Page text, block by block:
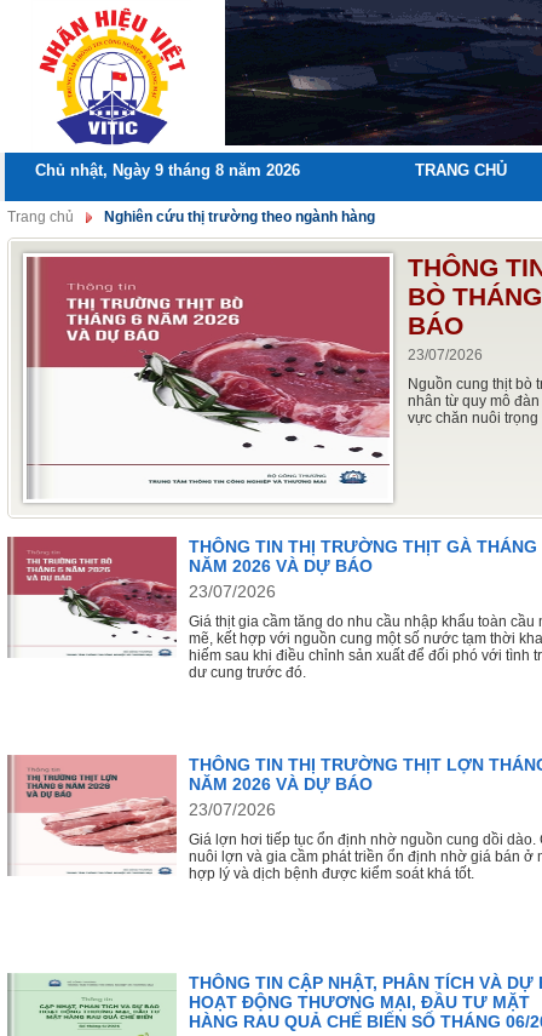
Chủ nhật, Ngày 9 tháng 8 năm 2026 TRANG CHỦ
Trang chủ Nghiên cứu thị trường theo ngành hàng
THÔNG
BÒ
BÁO
23/07/2026
Nguồn cung thịt bò
nhân từ quy mô
vực chăn nuôi
THÔNG TIN THỊ TRƯỜNG THỊT GÀ THÁNG
NĂM 2026 VÀ DỰ BÁO
23/07/2026
Giá thịt gia cầm tăng do nhu cầu nhập khẩu toàn cầu
mẽ, kết hợp với nguồn cung một số nước tạm thời
hiếm sau khi điều chỉnh sản xuất để đối phó với tình
dư cung trước đó.
THÔNG TIN THỊ TRƯỜNG THỊT LỢN
NĂM 2026 VÀ DỰ BÁO
23/07/2026
Giá lợn hơi tiếp tục ổn định nhờ nguồn cung dồi dào.
nuôi lợn và gia cầm phát triền ổn định nhờ giá bán ở
hợp lý và dịch bệnh được kiểm soát khá tốt.
THÔNG TIN CẬP NHẬT, PHÂN TÍCH VÀ DỰ
HOẠT ĐỘNG THƯƠNG MẠI, ĐẦU TƯ MẶT
HÀNG RAU QUẢ CHẾ BIẾN SỐ THÁNG 06/